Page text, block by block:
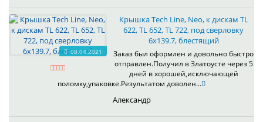
08.04.2021
Крышка Tech Line, Neo, к дискам TL
622, TL 652, TL 722, под сверловку
6х139.7, блестящий
Заказ был оформлен и довольно быстро
отправлен.Получил в Златоусте через 5
дней в хорошей,исключающей
поломку,упаковке.Результатом доволен...
Александр